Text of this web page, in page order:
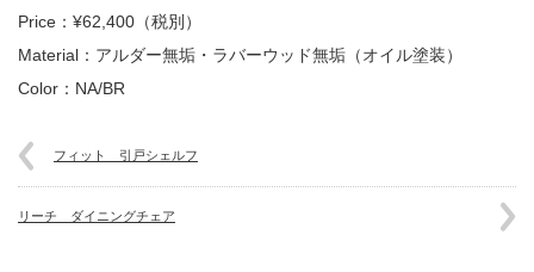
Price：¥62,400（税別）
Material：アルダー無垢・ラバーウッド無垢（オイル塗装）
Color：NA/BR
フィット 引戸シェルフ
リーチ ダイニングチェア